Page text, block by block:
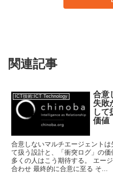
関連記事
ICT技術:ICT Technology
合意
失敗
して
価値
合意しないマルチエージェント
て扱う設計と、「衝突ログ」の価
多くの人はこう期待する。 エー
合わせ 最終的に合意に至る そ...